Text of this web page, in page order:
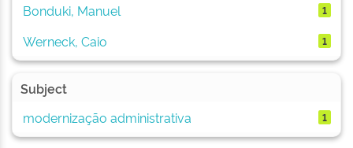
Bonduki, Manuel
1
Werneck, Caio 1
Subject
modernização administrativa
1